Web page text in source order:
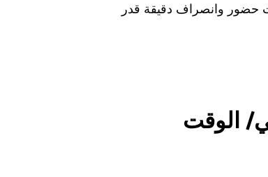
حضور وانصراف دقيقة قدر
الوقت